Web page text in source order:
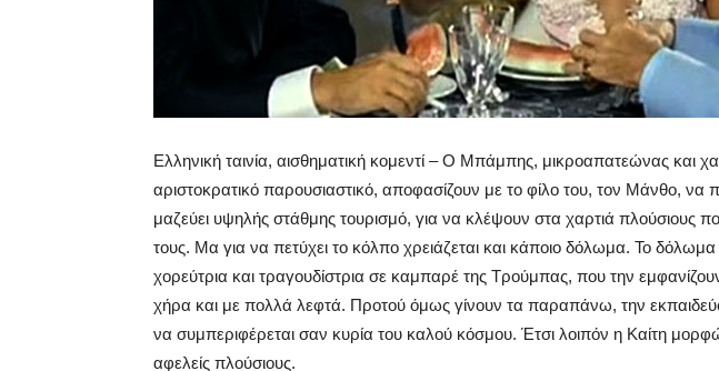
Ελληνική ταινία, αισθηματική κομεντί – Ο Μπάμπης, μικροαπατεώνας και
αριστοκρατικό παρουσιαστικό, αποφασίζουν με το φίλο του, τον Μάνθο, να
μαζεύει υψηλής στάθμης τουρισμό, για να κλέψουν στα χαρτιά πλούσιους
τους. Μα για να πετύχει το κόλπο χρειάζεται και κάποιο δόλωμα. Το
χορεύτρια και τραγουδίστρια σε καμπαρέ της Τρούμπας, που την
χήρα και με πολλά λεφτά. Προτού όμως γίνουν τα παραπάνω, την
να συμπεριφέρεται σαν κυρία του καλού κόσμου. Έτσι λοιπόν η Καίτη
αφελείς πλούσιους.